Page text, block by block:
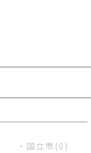
・国立市(0)